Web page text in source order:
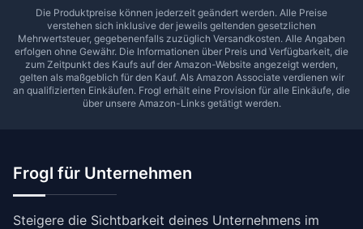
Die Produktpreise können jederzeit geändert werden. Alle Preise
verstehen sich inklusive der jeweils geltenden gesetzlichen
Mehrwertsteuer, gegebenenfalls zuzüglich Versandkosten. Alle Angaben
erfolgen ohne Gewähr. Die Informationen über Preis und Verfügbarkeit, die
zum Zeitpunkt des Kaufs auf der Amazon-Website angezeigt werden,
gelten als maßgeblich für den Kauf. Als Amazon Associate verdienen wir
an qualifizierten Einkäufen. Frogl erhält eine Provision für alle Einkäufe, die
über unsere Amazon-Links getätigt werden.
Frogl für Unternehmen
Steigere die Sichtbarkeit deines Unternehmens im